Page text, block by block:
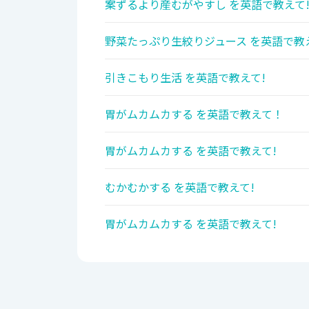
案ずるより産むがやすし を英語で教えて!
野菜たっぷり生絞りジュース を英語で教
引きこもり生活 を英語で教えて!
胃がムカムカする を英語で教えて！
胃がムカムカする を英語で教えて!
むかむかする を英語で教えて!
胃がムカムカする を英語で教えて!